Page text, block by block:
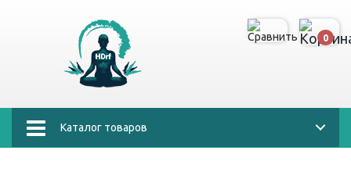
0
Каталог товаров